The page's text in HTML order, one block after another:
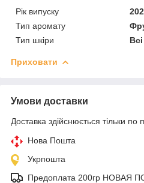
Рік випуску
Тип аромату
Тип шкіри
Приховати
Умови доставки
Доставка здійснюється тільки по
Нова Пошта
Укрпошта
Предоплата 200гр НОВАЯ